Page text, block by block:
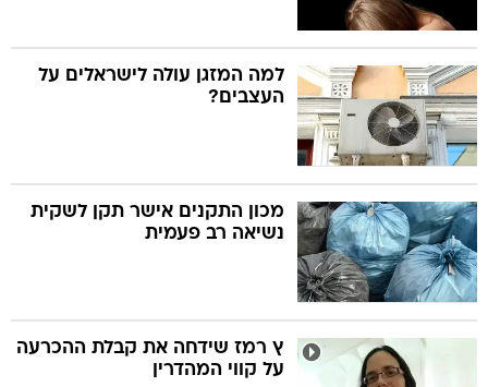
למה המזגן עולה לישראלים על
העצבים?
מכון התקנים אישר תקן לשקית
נשיאה רב פעמית
ץ רמז שידחה את קבלת ההכרעה
על קווי המהדרין